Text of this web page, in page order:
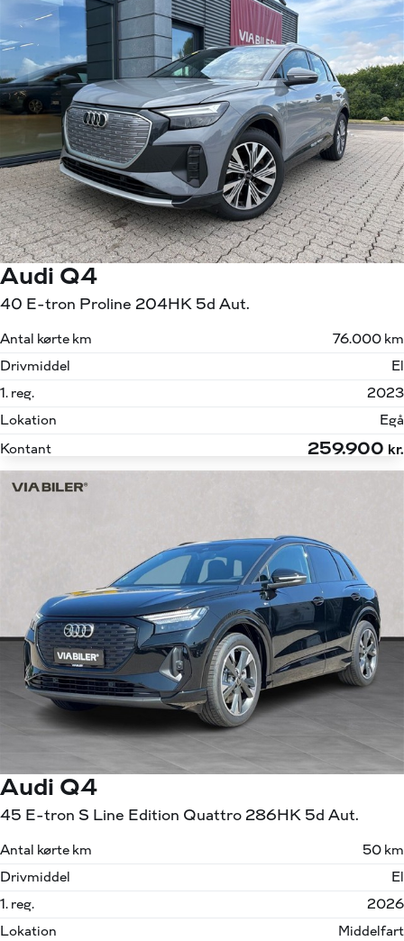
Audi Q4
40 E-tron Proline 204HK 5d Aut.
Antal kørte km
76.000 km
Drivmiddel
El
1. reg.
2023
Lokation
Egå
Kontant
259.900 kr.
Audi Q4
45 E-tron S Line Edition Quattro 286HK 5d Aut.
Antal kørte km
50 km
Drivmiddel
El
1. reg.
2026
Lokation
Middelfart